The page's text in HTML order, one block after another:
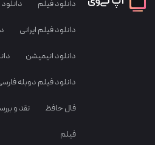
دانلود فیلم
دانلود فیلم ایرانی
دانلود انیمیشن
دانلود فیلم دوبله
فال حافظ نقد و
فیلم